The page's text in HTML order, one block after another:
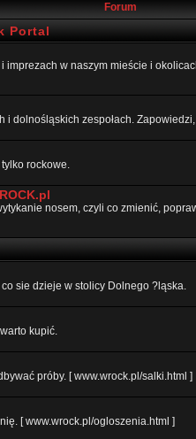
Forum
Portal
imprezach w naszym mieście i
i dolnośląskich zespołach.
rockowe.
nosem, czyli co zmienić,
sie dzieje w stolicy Dolnego ?ląska.
kupić.
próby. [ www.wrock.pl/salki.html ]
[ www.wrock.pl/ogloszenia.html ]